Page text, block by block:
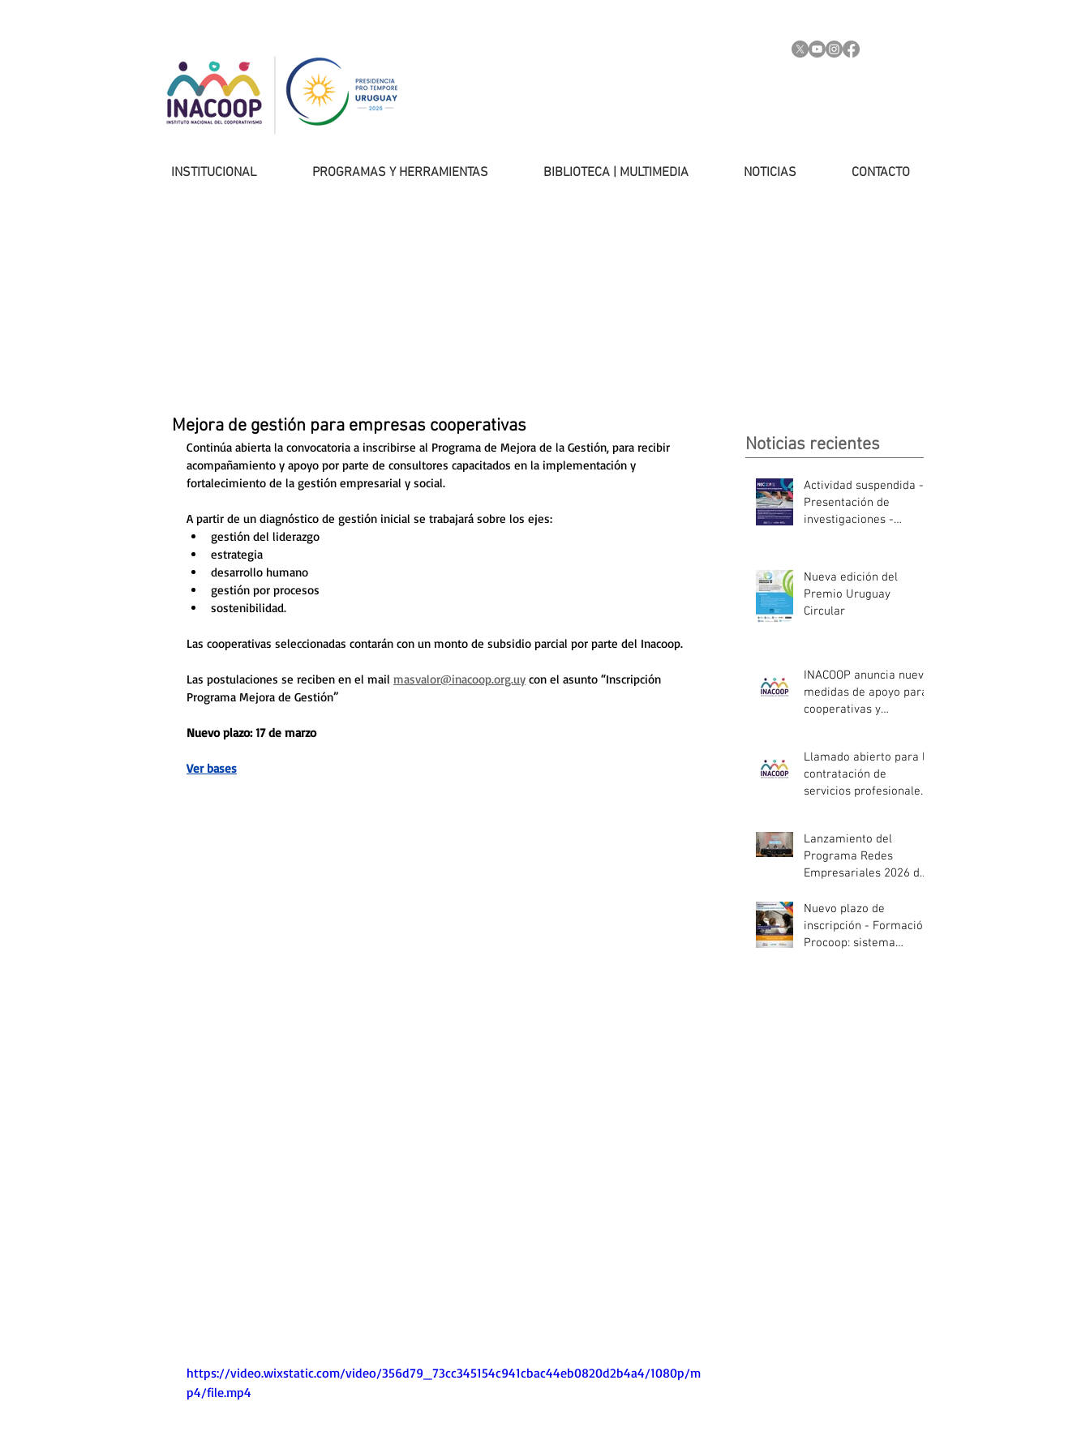
INSTITUCIONAL PROGRAMAS Y HERRAMIENTAS BIBLIOTECA | MULTIMEDIA NOTICIAS CONTACTO
Mejora de gestión para empresas cooperativas
Continúa abierta la convocatoria a inscribirse al Programa de Mejora de la Gestión, para recibir
acompañamiento y apoyo por parte de consultores capacitados en la implementación y
fortalecimiento de la gestión empresarial y social.
A partir de un diagnóstico de gestión inicial se trabajará sobre los ejes:
gestión del liderazgo
estrategia
desarrollo humano
gestión por procesos
sostenibilidad.
Las cooperativas seleccionadas contarán con un monto de subsidio parcial por parte del Inacoop.
Las postulaciones se reciben en el mail masvalor@inacoop.org.uy con el asunto “Inscripción
Programa Mejora de Gestión”
Nuevo plazo: 17 de marzo
Ver bases
https://video.wixstatic.com/video/356d79_73cc345154c941cbac44eb0820d2b4a4/1080p/m
p4/file.mp4
Noticias recientes
Actividad suspendida -
Presentación de
investigaciones -
Nueva edición del
Premio Uruguay
Circular
INACOOP anuncia nueve
medidas de apoyo para
cooperativas y
afectadas por el
temporal
Llamado abierto para la
contratación de
servicios profesionales
Lanzamiento del
Programa Redes
Empresariales 2026 de
Nuevo plazo de
inscripción - Formación
Procoop: sistema